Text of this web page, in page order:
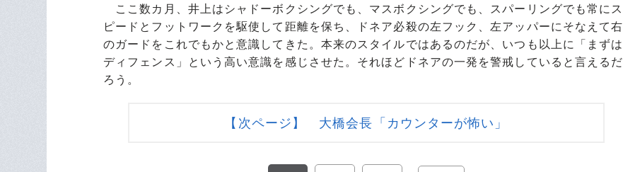
ここ数カ月、井上はシャドーボクシングでも、マスボクシングでも、スパーリングでも常にス
ピードとフットワークを駆使して距離を保ち、ドネア必殺の左フック、左アッパーにそなえて右
のガードをこれでもかと意識してきた。本来のスタイルではあるのだが、いつも以上に「まずは
ディフェンス」という高い意識を感じさせた。それほどドネアの一発を警戒していると言えるだ
ろう。
【次ページ】 大橋会長「カウンターが怖い」